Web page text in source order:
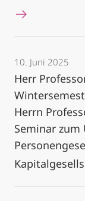
10. Juni 2025
Herr
Herrn
Seminar